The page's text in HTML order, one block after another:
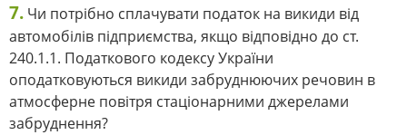
7. Чи потрібно сплачувати податок на викиди від
автомобілів підприємства, якщо відповідно до ст.
240.1.1. Податкового кодексу України
оподатковуються викиди забруднюючих речовин в
атмосферне повітря стаціонарними джерелами
забруднення?